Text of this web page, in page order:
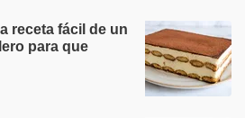
receta fácil de un
para que